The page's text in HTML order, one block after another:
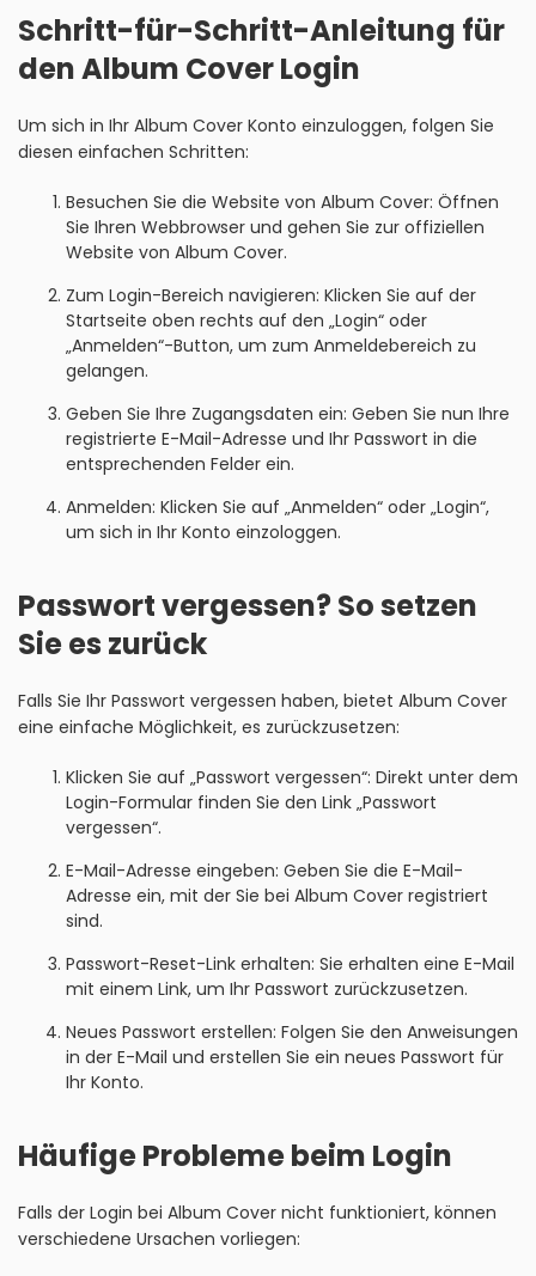
Schritt-für-Schritt-Anleitung für
den Album Cover Login
Um sich in Ihr Album Cover Konto einzuloggen, folgen Sie
diesen einfachen Schritten:
Besuchen Sie die Website von Album Cover: Öffnen
Sie Ihren Webbrowser und gehen Sie zur offiziellen
Website von Album Cover.
Zum Login-Bereich navigieren: Klicken Sie auf der
Startseite oben rechts auf den „Login“ oder
„Anmelden“-Button, um zum Anmeldebereich zu
gelangen.
Geben Sie Ihre Zugangsdaten ein: Geben Sie nun Ihre
registrierte E-Mail-Adresse und Ihr Passwort in die
entsprechenden Felder ein.
Anmelden: Klicken Sie auf „Anmelden“ oder „Login“,
um sich in Ihr Konto einzologgen.
Passwort vergessen? So setzen
Sie es zurück
Falls Sie Ihr Passwort vergessen haben, bietet Album Cover
eine einfache Möglichkeit, es zurückzusetzen:
Klicken Sie auf „Passwort vergessen“: Direkt unter dem
Login-Formular finden Sie den Link „Passwort
vergessen“.
E-Mail-Adresse eingeben: Geben Sie die E-Mail-
Adresse ein, mit der Sie bei Album Cover registriert
sind.
Passwort-Reset-Link erhalten: Sie erhalten eine E-Mail
mit einem Link, um Ihr Passwort zurückzusetzen.
Neues Passwort erstellen: Folgen Sie den Anweisungen
in der E-Mail und erstellen Sie ein neues Passwort für
Ihr Konto.
Häufige Probleme beim Login
Falls der Login bei Album Cover nicht funktioniert, können
verschiedene Ursachen vorliegen: